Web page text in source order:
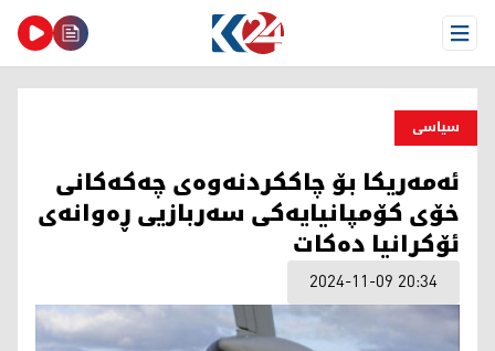
Open Menu
سیاسی
ئەمەریکا بۆ چاککردنەوەی چەکەکانی
خۆی کۆمپانیایەکی سەربازیی ڕەوانەی
ئۆکرانیا دەکات
2024-11-09 20:34